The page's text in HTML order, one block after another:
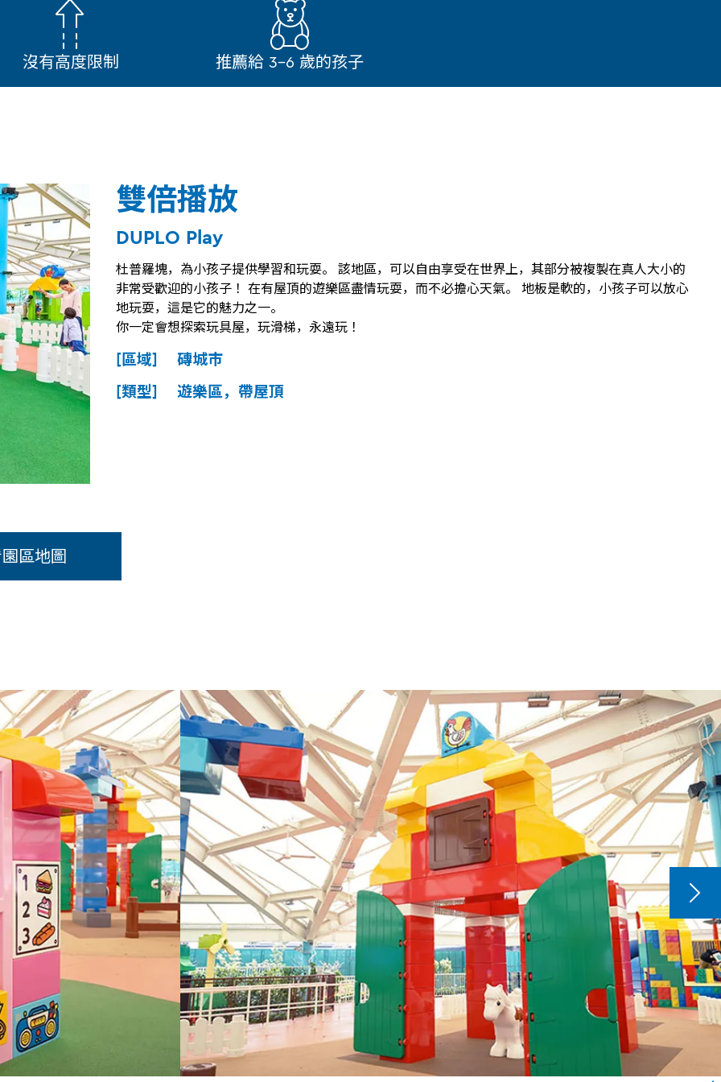
沒有高度限制 推薦給 3-6 歲的孩子
雙倍播放
DUPLO Play
杜普羅塊，為小孩子提供學習和玩耍。 該地區，可以自由享受在世界上，其部分被複製在真人大小的
非常受歡迎的小孩子！ 在有屋頂的遊樂區盡情玩耍，而不必擔心天氣。 地板是軟的，小孩子可以放心
地玩耍，這是它的魅力之一。
你一定會想探索玩具屋，玩滑梯，永遠玩！
[區域] 磚城市
[類型] 遊樂區，帶屋頂
區地圖